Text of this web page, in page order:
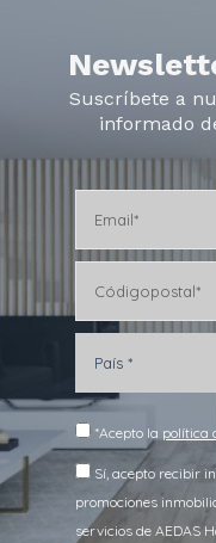
Suscríbete a
informado